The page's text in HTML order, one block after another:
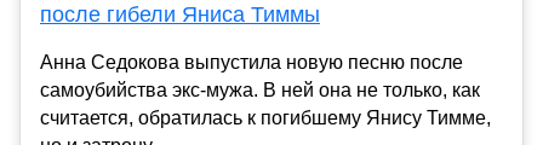
после гибели Яниса Тиммы
Анна Седокова выпустила новую песню после
самоубийства экс-мужа. В ней она не только, как
считается, обратилась к погибшему Янису Тимме,